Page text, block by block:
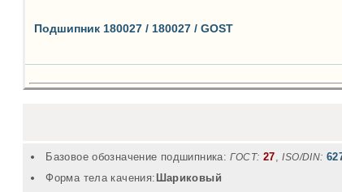
Подшипник 180027 / 180027 / GOST
Базовое обозначение подшипника: ГОСТ: 27 ,ISO/DIN:
Форма тела качения: Шариковый